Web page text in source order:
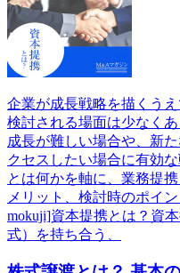
企業が成長戦略を描くう
検討される場面は少なく
成長が難しい場合や、新
クセスしたい場合に有効
とは何かを軸に、業務提
メリット、検討時のポイ
mokuji]資本提携とは？資
式）を持ち合う、